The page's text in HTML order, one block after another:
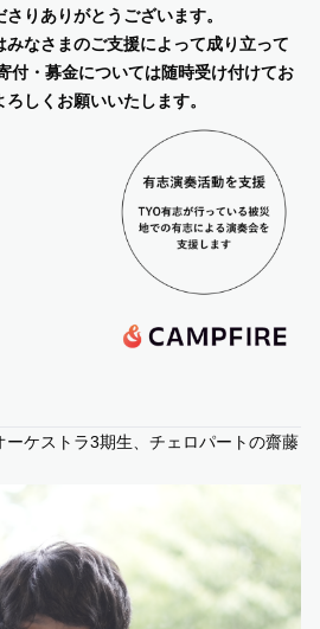
SUPPORT US
COMMUNITY
りありがとうございます。
なさまのご支援によって成り立って
付・募金については随時受け付けてお
しくお願いいたします。
ーケストラ3期生、チェロパートの齋藤